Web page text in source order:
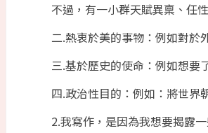
不過，有一小群天賦異稟、任
二.熱衷於美的事物：例如對於
三.基於歷史的使命：例如想要
四.政治性目的：例如：將世界
2.我寫作，是因為我想要揭露